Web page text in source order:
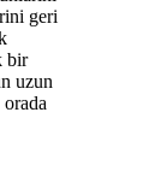
geri
bir
uzun